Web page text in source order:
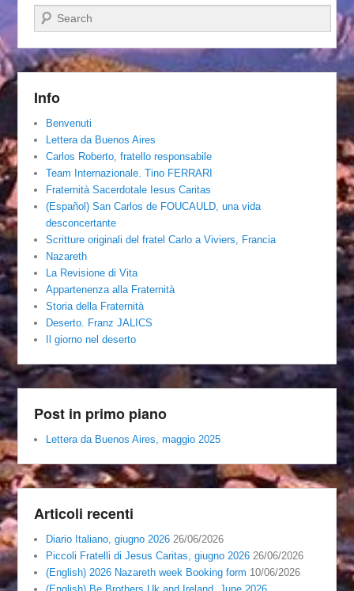
Cerca
Info
Benvenuti
Lettera da Buenos Aires
Carlos Roberto, fratello responsabile
Team Internazionale. Tino FERRARI
Fraternità Sacerdotale Iesus Caritas
(Español) San Carlos de FOUCAULD, una vida
desconcertante
Scritture originali del fratel Carlo a Viviers, Francia
Nazareth
La Revisione di Vita
Appartenenza alla Fraternità
Storia della Fraternità
Deserto. Franz JALICS
Il giorno nel deserto
Post in primo piano
Lettera da Buenos Aires, maggio 2025
Articoli recenti
Diario Italiano, giugno 2026 26/06/2026
Piccoli Fratelli di Jesus Caritas, giugno 2026 26/06/2026
(English) 2026 Nazareth week Booking form 10/06/2026